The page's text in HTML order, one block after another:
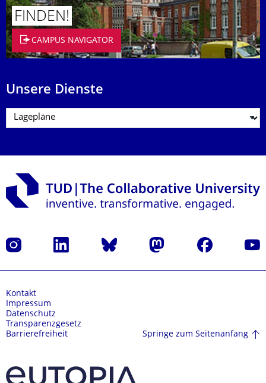
FINDEN!
CAMPUS NAVIGATOR
Unsere Dienste
Instagram LinkedIn Bluesky Mastodon Facebook
Kontakt
Impressum
Datenschutz
Transparenzgesetz
Barrierefreiheit
Springe zum Seitenanfang